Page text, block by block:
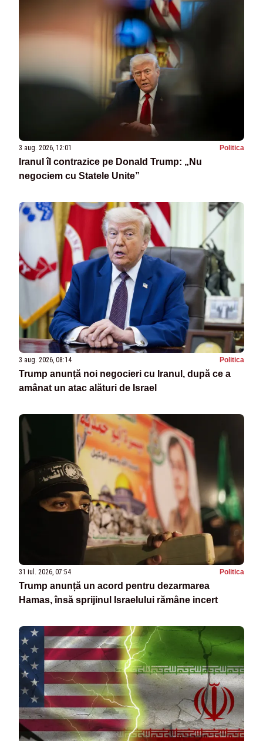
3 aug. 2026, 12:01 Politica
Iranul îl contrazice pe Donald Trump: „Nu
negociem cu Statele Unite”
3 aug. 2026, 08:14 Politica
Trump anunță noi negocieri cu Iranul, după ce a
amânat un atac alături de Israel
31 iul. 2026, 07:54 Politica
Trump anunță un acord pentru dezarmarea
Hamas, însă sprijinul Israelului rămâne incert